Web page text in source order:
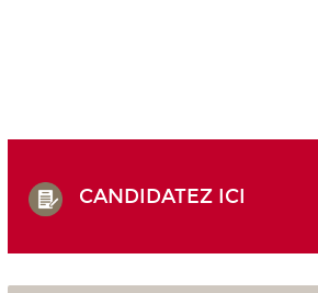
CANDIDATEZ ICI